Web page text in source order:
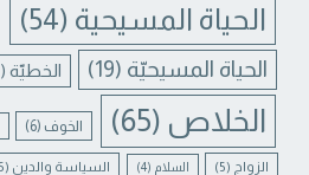
الحياة المسيحية (54)
الحياة المسيحيّة (19) الخطيّة (9)
الخلاص (65) الخوف (6)
الزواج (5) السلام (4) السياسة والدين (5)